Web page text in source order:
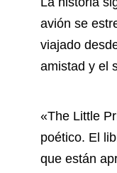
avión se
viajado
amistad y el
«The Little
poético. El
que están